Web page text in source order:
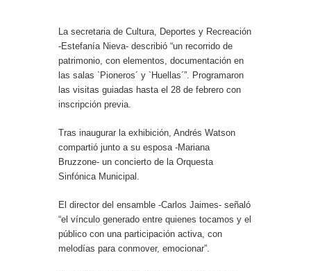
La secretaria de Cultura, Deportes y Recreación
-Estefanía Nieva- describió “un recorrido de
patrimonio, con elementos, documentación en
las salas `Pioneros´ y `Huellas´”. Programaron
las visitas guiadas hasta el 28 de febrero con
inscripción previa.
Tras inaugurar la exhibición, Andrés Watson
compartió junto a su esposa -Mariana
Bruzzone- un concierto de la Orquesta
Sinfónica Municipal.
El director del ensamble -Carlos Jaimes- señaló
“el vínculo generado entre quienes tocamos y el
público con una participación activa, con
melodías para conmover, emocionar”.